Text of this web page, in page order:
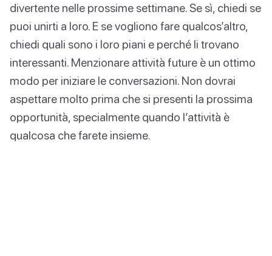
divertente nelle prossime settimane. Se sì, chiedi se
puoi unirti a loro. E se vogliono fare qualcos’altro,
chiedi quali sono i loro piani e perché li trovano
interessanti. Menzionare attività future è un ottimo
modo per iniziare le conversazioni. Non dovrai
aspettare molto prima che si presenti la prossima
opportunità, specialmente quando l’attività è
qualcosa che farete insieme.